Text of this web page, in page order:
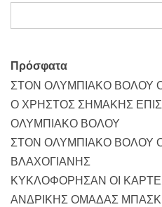
Πρόσφατα
ΣΤΟΝ ΟΛΥΜΠΙΑΚΟ ΒΟΛΟΥ
Ο ΧΡΗΣΤΟΣ ΣΗΜΑΚΗΣ
ΟΛΥΜΠΙΑΚΟ ΒΟΛΟΥ
ΣΤΟΝ ΟΛΥΜΠΙΑΚΟ ΒΟΛΟΥ
ΒΛΑΧΟΓΙΑΝΗΣ
ΚΥΚΛΟΦΟΡΗΣΑΝ ΟΙ
ΑΝΔΡΙΚΗΣ ΟΜΑΔΑΣ